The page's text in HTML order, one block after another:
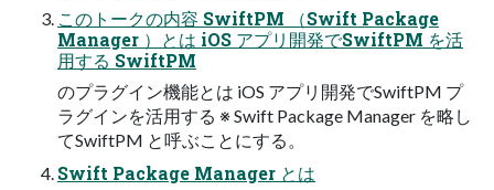
このトークの内容 SwiftPM （Swift Package
Manager ）とは iOS アプリ開発でSwiftPM を活
用する SwiftPM
のプラグイン機能とは iOS アプリ開発でSwiftPM プ
ラグインを活用する ※ Swift Package Manager を略し
てSwiftPM と呼ぶことにする。
Swift Package Manager とは